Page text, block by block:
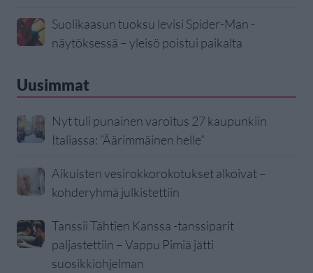
Suolikaasun tuoksu levisi Spider-Man -
näytöksessä – yleisö poistui paikalta
Uusimmat
Nyt tuli punainen varoitus 27 kaupunkiin
Italiassa: ”Äärimmäinen helle”
Aikuisten vesirokkorokotukset alkoivat –
kohderyhmä julkistettiin
Tanssii Tähtien Kanssa -tanssiparit
paljastettiin – Vappu Pimiä jätti
suosikkiohjelman